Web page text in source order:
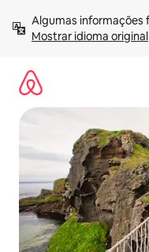
para
Mostrar idioma original